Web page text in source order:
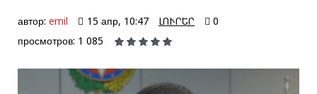
автор: emil 15 апр, 10:47 ԼՈՒՐԵՐ
0
просмотров: 1 085